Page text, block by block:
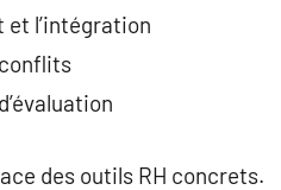
l’intégration
des outils RH concrets.